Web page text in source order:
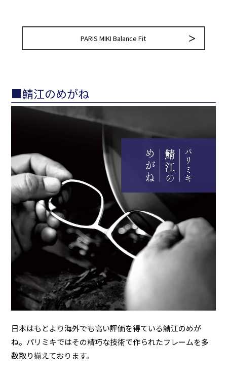
PARIS MIKI Balance Fit
■鯖江のめがね
日本はもとより海外でも高い評価を得ている鯖江のめが
ね。パリミキではその精巧な技術で作られたフレームを多
数取り揃えております。